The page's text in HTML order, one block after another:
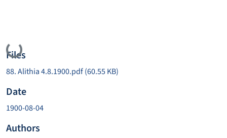
Loading...
Files
88. Alithia 4.8.1900.pdf(60.55 KB)
Date
1900-08-04
Authors